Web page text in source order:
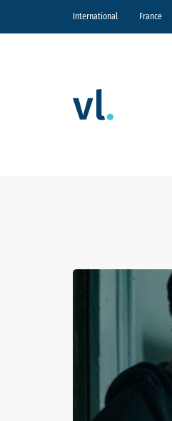
International France